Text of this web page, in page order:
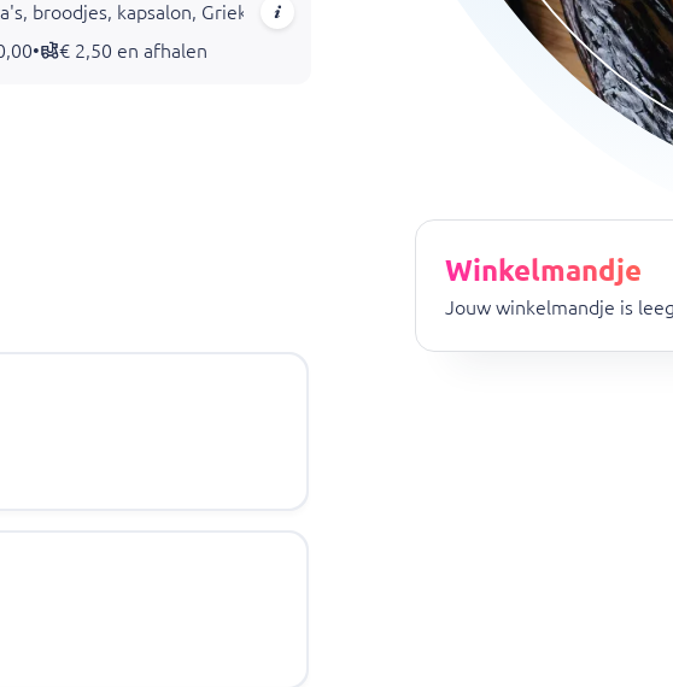
broodjes, kapsalon, Griekse gerechten, Turkse gerechten en nog veel
• € 2,50 en afhalen
Winkelmandje
Jouw winkelmandje is leeg